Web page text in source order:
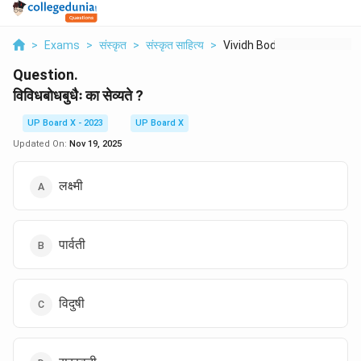
> Exams > संस्कृत > संस्कृत साहित्य > Vividh Bodh Budhaih ...
Question.
विविधबोधबुधैः का सेव्यते ?
UP Board X - 2023
UP Board X
Updated On: Nov 19, 2025
लक्ष्मी
पार्वती
विदुषी